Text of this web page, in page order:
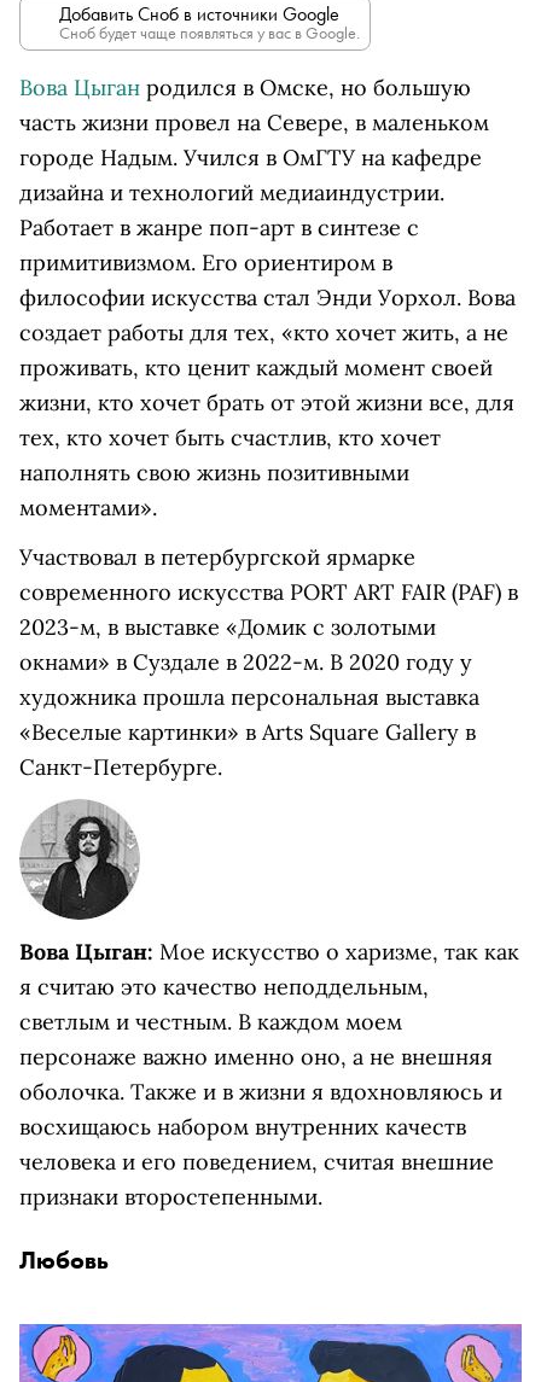
Добавить Сноб в источники Google
Сноб будет чаще появляться у вас в Google.
Вова Цыган родился в Омске, но большую
часть жизни провел на Севере, в маленьком
городе Надым. Учился в ОмГТУ на кафедре
дизайна и технологий медиаиндустрии.
Работает в жанре поп-арт в синтезе с
примитивизмом. Его ориентиром в
философии искусства стал Энди Уорхол. Вова
создает работы для тех, «кто хочет жить, а не
проживать, кто ценит каждый момент своей
жизни, кто хочет брать от этой жизни все, для
тех, кто хочет быть счастлив, кто хочет
наполнять свою жизнь позитивными
моментами».
Участвовал в петербургской ярмарке
современного искусства PORT ART FAIR (PAF) в
2023-м, в выставке «Домик с золотыми
окнами» в Суздале в 2022-м. В 2020 году у
художника прошла персональная выставка
«Веселые картинки» в Arts Square Gallery в
Санкт-Петербурге.
Вова Цыган: Мое искусство о харизме, так как
я считаю это качество неподдельным,
светлым и честным. В каждом моем
персонаже важно именно оно, а не внешняя
оболочка. Также и в жизни я вдохновляюсь и
восхищаюсь набором внутренних качеств
человека и его поведением, считая внешние
признаки второстепенными.
Любовь